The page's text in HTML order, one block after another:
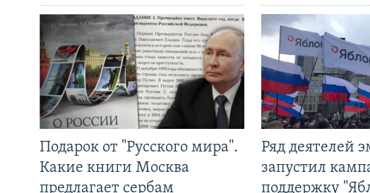
Подарок от "Русского мира".
Какие книги Москва
предлагает сербам
Ряд деятелей
запустил
поддержку